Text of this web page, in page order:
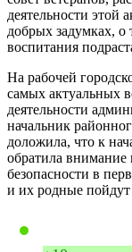
деятельности этой
добрых задумках, о
воспитания
На рабочей
самых актуальных
деятельности
начальник
доложила, что к
обратила внимание
безопасности в
и их родные пойдут